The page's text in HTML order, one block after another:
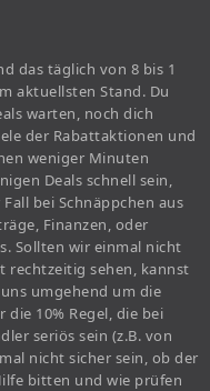
das täglich von 8 bis 1
aktuellsten Stand. Du
warten, noch dich
der Rabattaktionen und
weniger Minuten
Deals schnell sein,
bei Schnäppchen aus
Finanzen, oder
Sollten wir einmal nicht
rechtzeitig sehen, kannst
umgehend um die
10% Regel, die bei
seriös sein (z.B. von
nicht sicher sein, ob der
bitten und wie prüfen